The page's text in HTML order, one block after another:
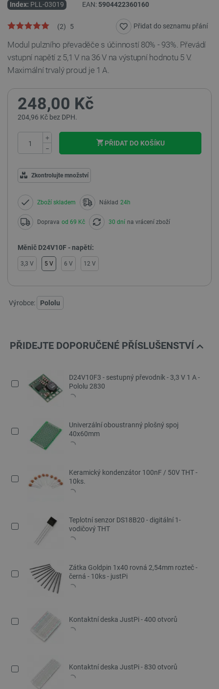
Index: PLL-03019 EAN: 5904422360160
5
(2) Přidat do seznamu přání
Modul pulzního převaděče s účinností 80% - 93%. Převádí
vstupní napětí z 5,1 V na 36 V na výstupní hodnotu 5 V.
Maximální trvalý proud je 1 A.
248,00 Kč
204,96 Kč bez DPH.
+
−
PŘIDAT DO KOŠÍKU
Zkontrolujte množství
Zboží skladem Náklad 24h
Doprava od 69 Kč 30 dní na vrácení zboží
Měnič D24V10F - napětí:
3,3 V 5 V 6 V 12 V
Výrobce: Pololu
PŘIDEJTE DOPORUČENÉ PŘÍSLUŠENSTVÍ
D24V10F3 - sestupný převodník - 3,3 V 1 A -
Pololu 2830
Univerzální oboustranný plošný spoj
40x60mm
Keramický kondenzátor 100nF / 50V THT -
10ks.
Teplotní senzor DS18B20 - digitální 1-
vodičový THT
Zátka Goldpin 1x40 rovná 2,54mm rozteč -
černá - 10ks - justPi
Kontaktní deska JustPi - 400 otvorů
Kontaktní deska JustPi - 830 otvorů